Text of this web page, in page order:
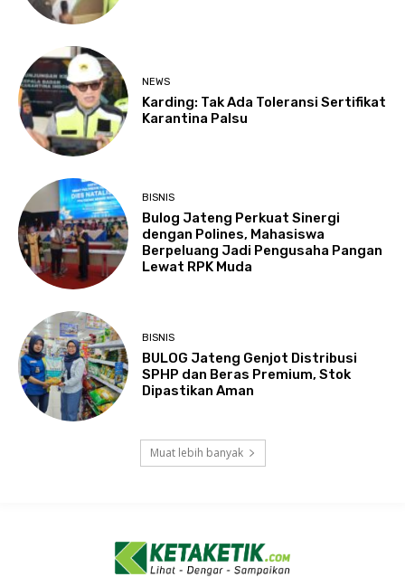
NEWS
Karding: Tak Ada Toleransi Sertifikat
Karantina Palsu
BISNIS
Bulog Jateng Perkuat Sinergi
dengan Polines, Mahasiswa
Berpeluang Jadi Pengusaha Pangan
Lewat RPK Muda
BISNIS
BULOG Jateng Genjot Distribusi
SPHP dan Beras Premium, Stok
Dipastikan Aman
Muat lebih banyak